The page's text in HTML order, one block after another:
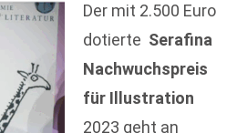
Der mit 2.500 Euro
dotierte Serafina
Nachwuchspreis
für Illustration
2023 geht an